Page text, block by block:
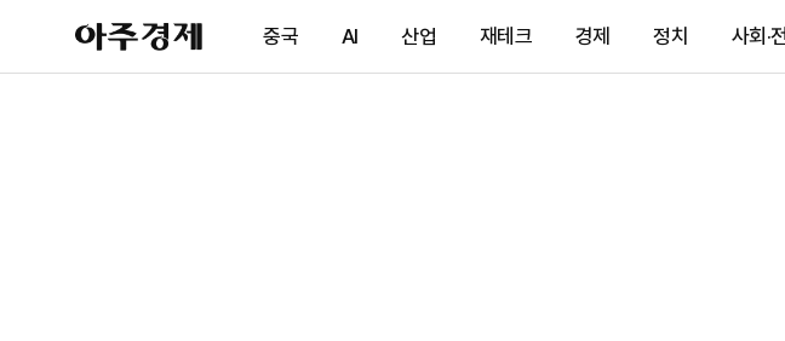
아
주
제
중국 AI 산업 재테크 경제 정치 사회·